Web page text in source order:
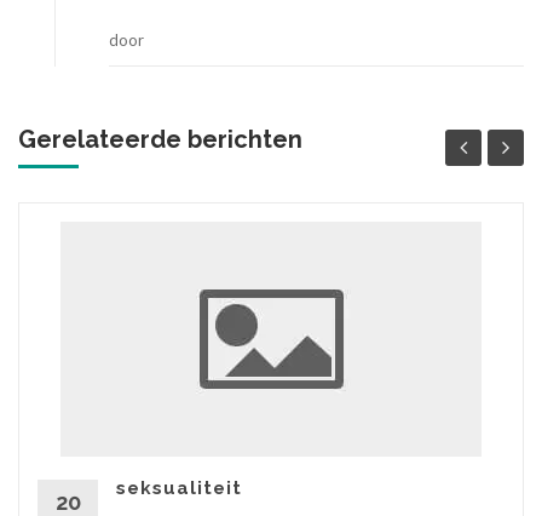
door
Gerelateerde berichten
20
seksualiteit